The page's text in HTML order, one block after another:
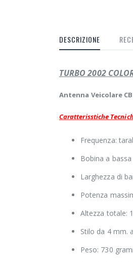
DESCRIZIONE
TURBO 2002
Antenna Veicolare
Caratterisstiche
Frequenza:
Bobina a
Larghezza di
Potenza
Altezza totale:
Stilo da 4 mm.
Peso: 730